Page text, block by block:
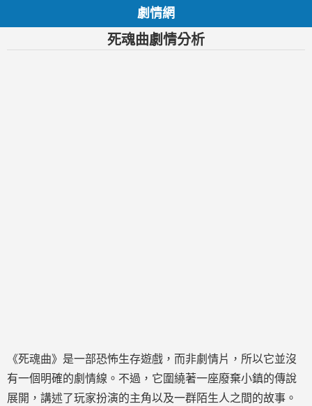
劇情網
死魂曲劇情分析
《死魂曲》是一部恐怖生存遊戲，而非劇情片，所以它並沒
有一個明確的劇情線。不過，它圍繞著一座廢棄小鎮的傳說
展開，講述了玩家扮演的主角以及一群陌生人之間的故事。